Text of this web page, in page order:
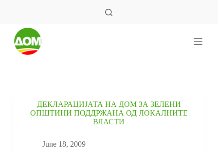
ДЕКЛАРАЦИЈАТА НА ДОМ ЗА ЗЕЛЕНИ
ОПШТИНИ ПОДДРЖАНА ОД ЛОКАЛНИТЕ
ВЛАСТИ
June 18, 2009